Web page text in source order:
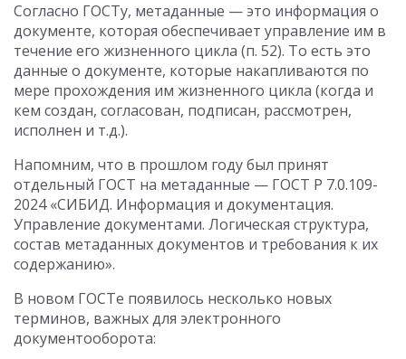
Согласно ГОСТу, метаданные — это информация о
документе, которая обеспечивает управление им в
течение его жизненного цикла (п. 52). То есть это
данные о документе, которые накапливаются по
мере прохождения им жизненного цикла (когда и
кем создан, согласован, подписан, рассмотрен,
исполнен и т.д.).
Напомним, что в прошлом году был принят
отдельный ГОСТ на метаданные — ГОСТ Р 7.0.109-
2024 «СИБИД. Информация и документация.
Управление документами. Логическая структура,
состав метаданных документов и требования к их
содержанию».
В новом ГОСТе появилось несколько новых
терминов, важных для электронного
документооборота: